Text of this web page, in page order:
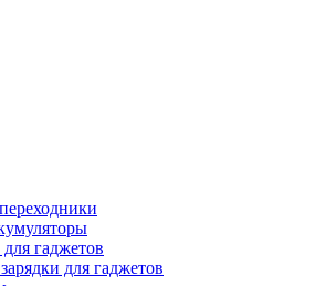
гаджетов
для гаджетов